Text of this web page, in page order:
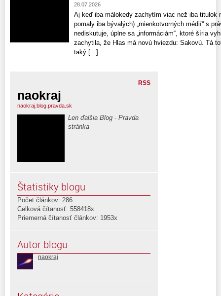
28.07.2026
Aj keď iba málokedy zachytím viac než iba titulok
pomaly iba bývalých) „mienkotvorných médií“ s
nediskutuje, úplne sa „informáciám“, ktoré šíria
zachytila, že Hlas má novú hviezdu: Sakovú. Tá
taký [...]
RSS
naokraj
naokraj.blog.pravda.sk
Len ďalšia Blog - Pravda
stránka
Štatistiky blogu
Počet článkov: 286
Celková čítanosť: 558418x
Priemerná čítanosť článkov: 1953x
Autor blogu
naokraj